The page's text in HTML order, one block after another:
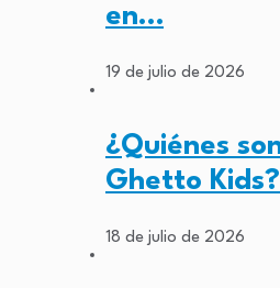
en…
19 de julio de 2026
¿Quiénes
Ghetto
18 de julio de 2026